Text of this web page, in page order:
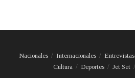
Nacionales Internacionales Entrevistas
Cultura
Deportes Jet Set